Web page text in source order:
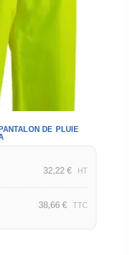
DE PLUIE
32,22 € HT
38,66 € TTC